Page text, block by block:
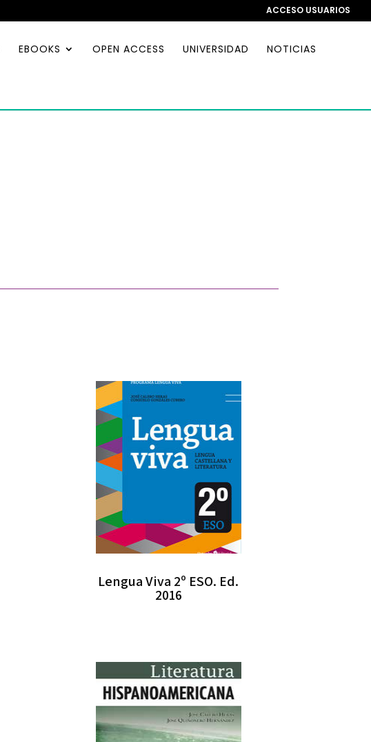
ACCESO USUARIOS
EBOOKS OPEN ACCESS UNIVERSIDAD NOTICIAS
Lengua Viva 2º ESO. Ed.
2016